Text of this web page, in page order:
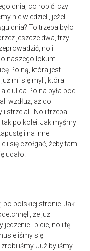
dnia, co robić: czy
nie wiedzieli, jeżeli
dnia? To trzeba było
jeszcze dwa, trzy
no i
naszego lokum
Polną, która jest
mi się myli, która
ulica Polna była pod
wzdłuż, aż do
i strzelali. No i trzeba
tak po kolei. Jak myśmy
i na inne
się czołgać, żeby tam
udało.
po polskiej stronie. Jak
że już
i picie, no i tę
się
Już byliśmy